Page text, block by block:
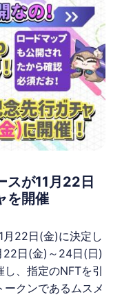
スが11月22日
を開催
月22日(金)に決定し
22日(金)～24日(日)
、指定のNFTを引
ークンであるムスメ